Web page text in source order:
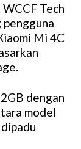
Tech
Mi 4C
dengan
model